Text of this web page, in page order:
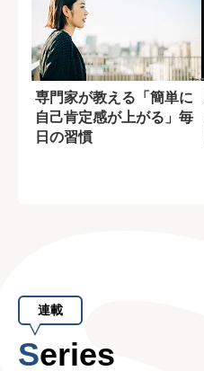
専門家が教える「簡単に
自己肯定感が上がる」毎
日の習慣
連載
Series